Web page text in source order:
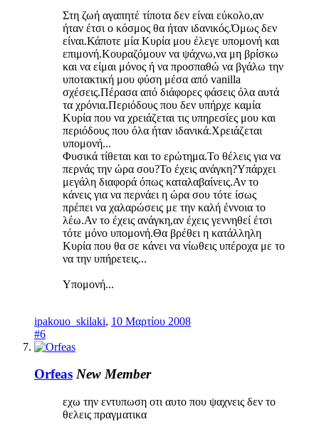
Στη ζωή αγαπητέ τίποτα δεν είναι εύκολο,αν
ήταν έτσι ο κόσμος θα ήταν ιδανικός.Όμως δεν
είναι.Κάποτε μία Κυρία μου έλεγε υπομονή και
επιμονή.Κουραζόμουν να ψάχνω,να μη βρίσκω
και να είμαι μόνος ή να προσπαθώ να βγάλω την
υποτακτική μου φύση μέσα από vanilla
σχέσεις.Πέρασα από διάφορες φάσεις όλα αυτά
τα χρόνια.Περιόδους που δεν υπήρχε καμία
Κυρία που να χρειάζεται τις υπηρεσίες μου και
περιόδους που όλα ήταν ιδανικά.Χρειάζεται
υπομονή...
Φυσικά τίθεται και το ερώτημα.Το θέλεις για να
περνάς την ώρα σου?Το έχεις ανάγκη?Υπάρχει
μεγάλη διαφορά όπως καταλαβαίνεις.Αν το
κάνεις για να περνάει η ώρα σου τότε ίσως
πρέπει να χαλαρώσεις με την καλή έννοια το
λέω.Αν το έχεις ανάγκη,αν έχεις γεννηθεί έτσι
τότε μόνο υπομονή.Θα βρέθει η κατάλληλη
Κυρία που θα σε κάνει να νίωθεις υπέροχα με το
να την υπήρετεις...
Υπομονή...
ipakouo_skilaki, 10 Μαρτίου 2008
#6
Orfeas New Member
εχω την εντυπωση οτι αυτο που ψαχνεις δεν το
θελεις πραγματικα